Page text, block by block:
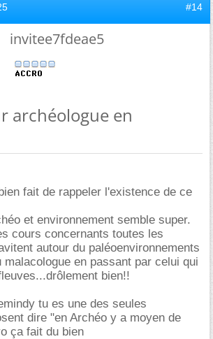
#14
invitee7fdeae5
archéologue en
fait de rappeler l'existence de ce
et environnement semble super.
cours concernants toutes les
autour du paléoenvironnements
malacologue en passant par celui qui
bien!!
tu es une des seules
dire "en Archéo y a moyen de
ça fait du bien